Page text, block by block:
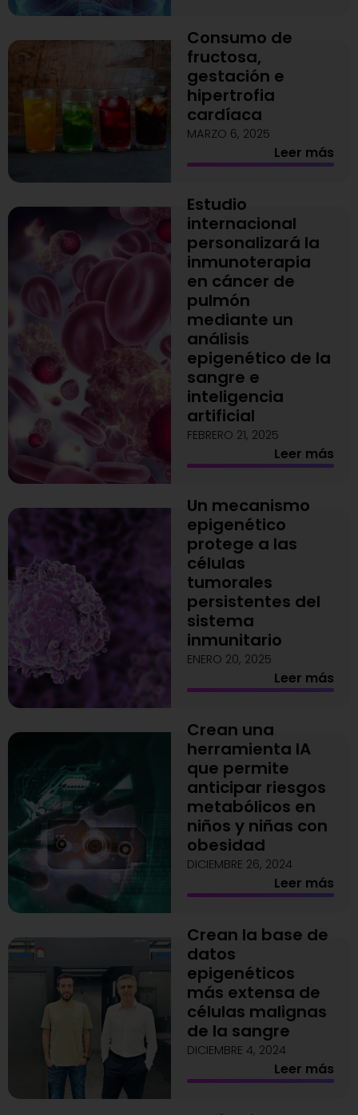
Consumo de
fructosa,
gestación e
hipertrofia
cardíaca
MARZO 6, 2025
Leer más
Estudio
internacional
personalizará la
inmunoterapia
en cáncer de
pulmón
mediante un
análisis
epigenético de la
sangre e
inteligencia
artificial
FEBRERO 21, 2025
Leer más
Un mecanismo
epigenético
protege a las
células
tumorales
persistentes del
sistema
inmunitario
ENERO 20, 2025
Leer más
Crean una
herramienta IA
que permite
anticipar riesgos
metabólicos en
niños y niñas con
obesidad
DICIEMBRE 26, 2024
Leer más
Crean la base de
datos
epigenéticos
más extensa de
células malignas
de la sangre
DICIEMBRE 4, 2024
Leer más